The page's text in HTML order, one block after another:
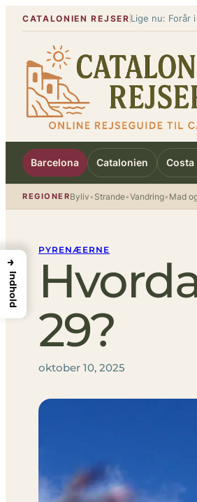
Spring
indhold
CATALONIEN REJSER Lige nu: Forår
Barcelona Catalonien Costa
REGIONERByliv• Strande•Vandring• Mad
PYRENÆERNE
29?
oktober 10, 2025
→
Indhold